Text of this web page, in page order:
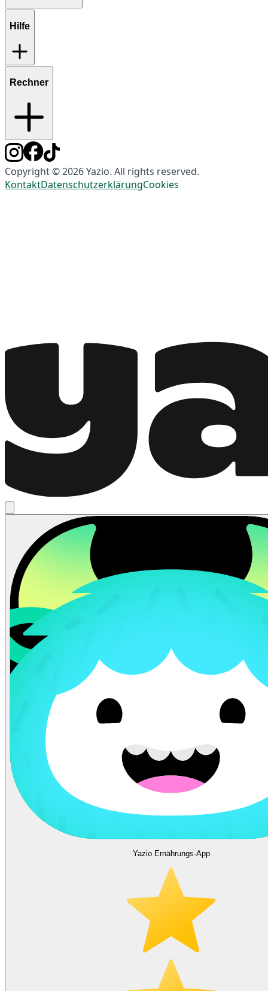
Hilfe
Rechner
Copyright © 2026 Yazio. All rights reserved.
KontaktDatenschutzerklärungCookies
Yazio Ernährungs-App